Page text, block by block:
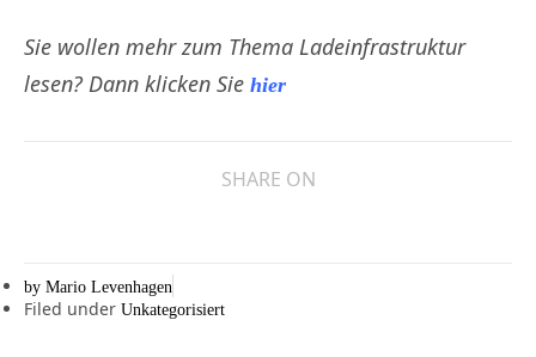
Sie wollen mehr zum Thema Ladeinfrastruktur
lesen? Dann klicken Sie hier
SHARE ON
by Mario Levenhagen
Filed under Unkategorisiert